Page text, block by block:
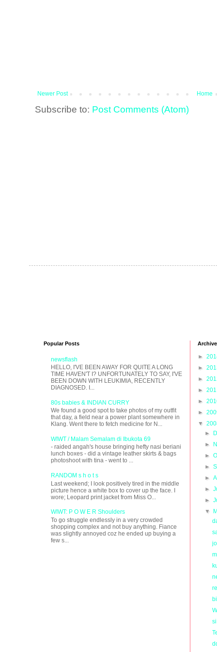
Newer Post Home
Subscribe to: Post Comments (Atom)
Popular Posts
newsflash
HELLO, I'VE BEEN AWAY FOR QUITE A LONG
TIME HAVEN'T I? UNFORTUNATELY TO SAY, I'VE
BEEN DOWN WITH LEUKIMIA, RECENTLY
DIAGNOSED. I...
80s babies & INDIAN CURRY
We found a good spot to take photos of my outfit
that day, a field near a power plant somewhere in
Klang. Went there to fetch medicine for N...
WIWT / Malam Semalam di Ibukota 69
- raided angah's house bringing hefty nasi beriani
lunch boxes - did a vintage leather skirts & bags
photoshoot with tina - went to ...
RANDOM s h o t s
Last weekend; I look positively tired in the middle
picture hence a white box to cover up the face. I
wore; Leopard print jacket from Miss O...
WIWT: P O W E R Shoulders
To go struggle endlessly in a very crowded
shopping complex and not buy anything. Fiance
was slightly annoyed coz he ended up buying a
few s...
Archive
►
►
►
►
►
►
▼
►
►
►
►
►
►
►
▼